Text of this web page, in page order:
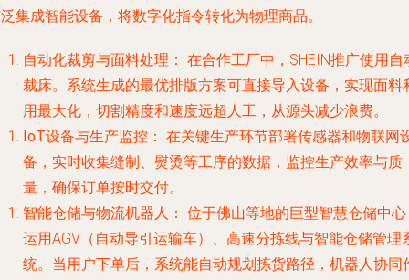
集成智能设备，将数字化指令转化为物理商品。
自动化裁剪与面料处理： 在合作工厂中，SHEIN推广使用自
裁床。系统生成的最优排版方案可直接导入设备，实现面料
用最大化，切割精度和速度远超人工，从源头减少浪费。
IoT设备与生产监控： 在关键生产环节部署传感器和物联网
备，实时收集缝制、熨烫等工序的数据，监控生产效率与质
量，确保订单按时交付。
智能仓储与物流机器人： 位于佛山等地的巨型智慧仓储中
运用AGV（自动导引运输车）、高速分拣线与智能仓储管理
统。当用户下单后，系统能自动规划拣货路径，机器人协同